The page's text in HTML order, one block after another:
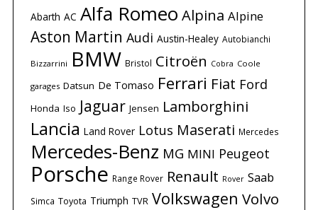
Abarth AC Alfa Romeo Alpina Alpine
Aston Martin Audi Austin-Healey Autobianchi
Bizzarrini BMW Bristol Citroën Cobra Coole
garages Datsun De Tomaso Ferrari Fiat Ford
Honda Iso Jaguar Jensen Lamborghini
Lancia Land Rover Lotus Maserati Mercedes
Mercedes-Benz MG MINI Peugeot
Porsche Range Rover Renault Rover Saab
Simca Toyota Triumph TVR Volkswagen Volvo